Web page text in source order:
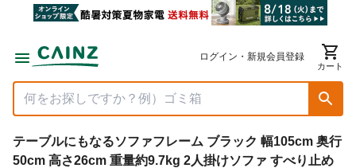
ログイン・新規会員登録
カート
テーブルにもなるソファフレーム ブラック 幅105cm 奥行
50cm 高さ26cm 重量約9.7kg 2人掛けソファ すべり止め